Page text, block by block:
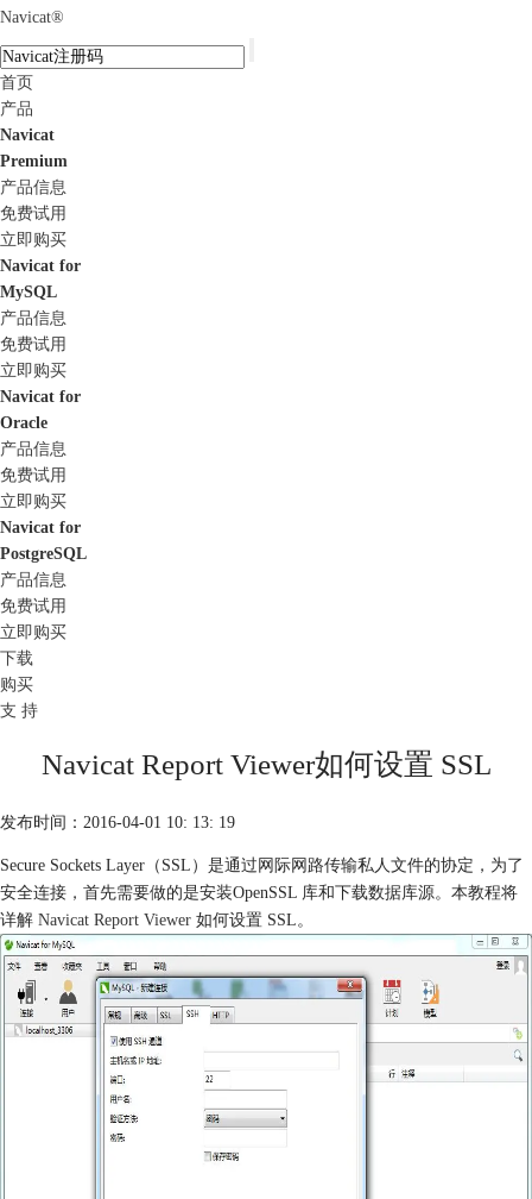
Navicat®
首页
产品
Navicat
Premium
产品信息
免费试用
立即购买
Navicat for
MySQL
产品信息
免费试用
立即购买
Navicat for
Oracle
产品信息
免费试用
立即购买
Navicat for
PostgreSQL
产品信息
免费试用
立即购买
下载
购买
支 持
Navicat Report Viewer如何设置 SSL
发布时间：2016-04-01 10: 13: 19
Secure Sockets Layer（SSL）是通过网际网路传输私人文件的协定，为了
安全连接，首先需要做的是安装OpenSSL 库和下载数据库源。本教程将
详解 Navicat Report Viewer 如何设置 SSL。